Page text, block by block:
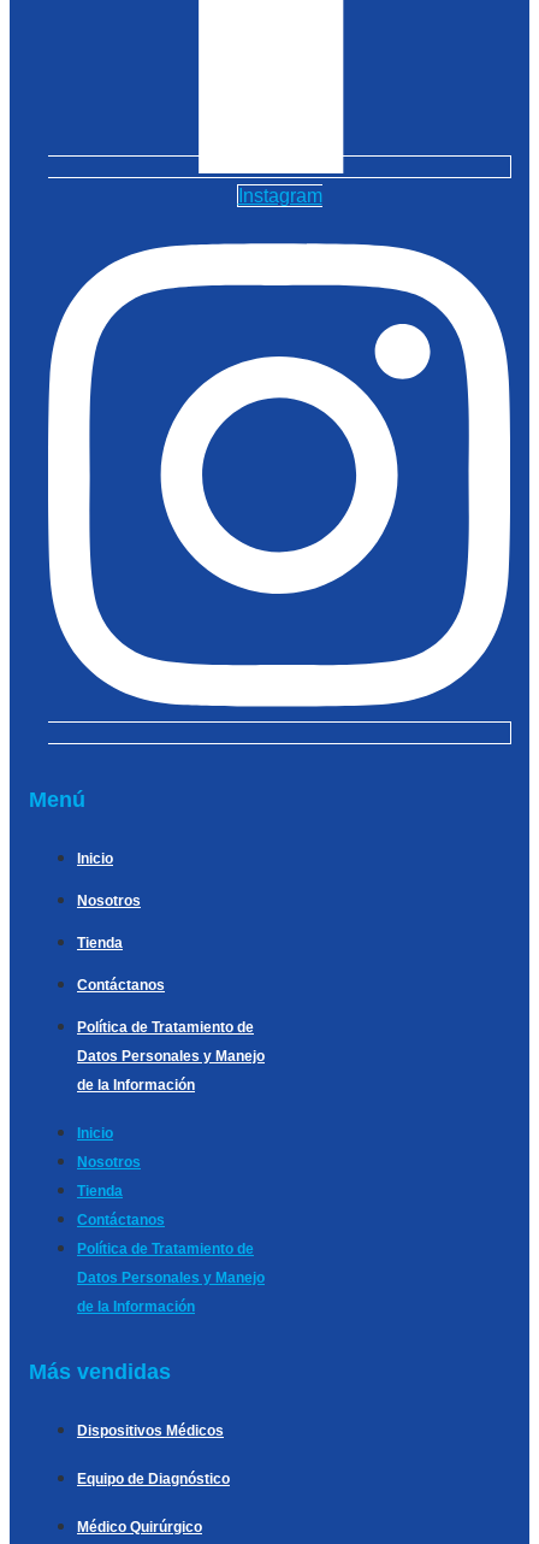
Instagram
Menú
Inicio
Nosotros
Tienda
Contáctanos
Política de Tratamiento de
Datos Personales y Manejo
de la Información
Inicio
Nosotros
Tienda
Contáctanos
Política de Tratamiento de
Datos Personales y Manejo
de la Información
Más vendidas
Dispositivos Médicos
Equipo de Diagnóstico
Médico Quirúrgico